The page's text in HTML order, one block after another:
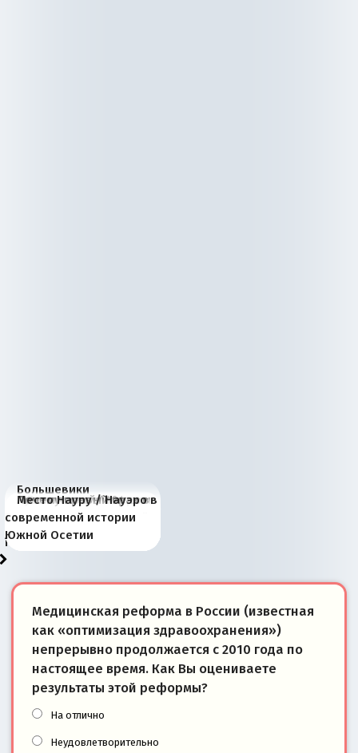
Большевики
отличаются от «Яблока»
тем, что они -
победители
Киевская марионетка
Запада рассказала о
«переобувании» хозяев
В России назрели
перемены: 15 шагов к
суверенной экономике
Миграционный пожар
Европы
Россия начинает
сбрасывать балласт
Анкориджа
Россия зимой 1904
года: первые уступки во
внутренней политике
Русская нация вчера и
сегодня
Почему правый крах в
Варшаве не поможет её
отношениям с Россией?
Место Науру / Науэро в
современной истории
Южной Осетии
Медицинская реформа в России (известная
как «оптимизация здравоохранения»)
непрерывно продолжается с 2010 года по
настоящее время. Как Вы оцениваете
результаты этой реформы?
На отлично
Неудовлетворительно